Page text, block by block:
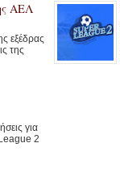
ΑΕΛ
εξέδρας
της
για
2